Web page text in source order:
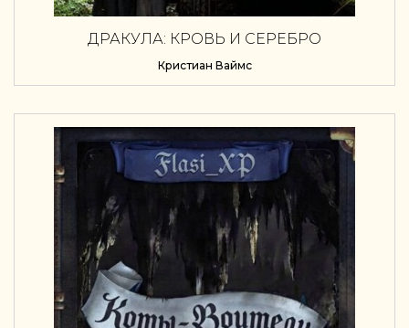
ДРАКУЛА: КРОВЬ И СЕРЕБРО
Кристиан Ваймс